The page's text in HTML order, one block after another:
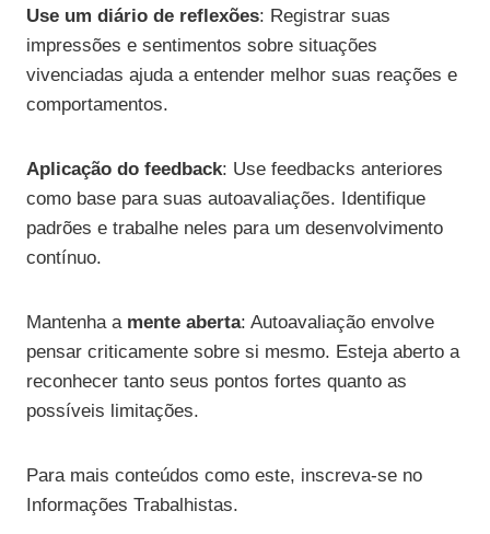
Use um diário de reflexões: Registrar suas
impressões e sentimentos sobre situações
vivenciadas ajuda a entender melhor suas reações e
comportamentos.
Aplicação do feedback: Use feedbacks anteriores
como base para suas autoavaliações. Identifique
padrões e trabalhe neles para um desenvolvimento
contínuo.
Mantenha a mente aberta: Autoavaliação envolve
pensar criticamente sobre si mesmo. Esteja aberto a
reconhecer tanto seus pontos fortes quanto as
possíveis limitações.
Para mais conteúdos como este, inscreva-se no
Informações Trabalhistas.